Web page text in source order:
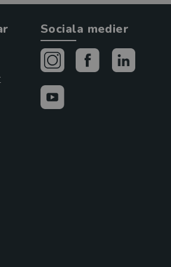
Sociala medier